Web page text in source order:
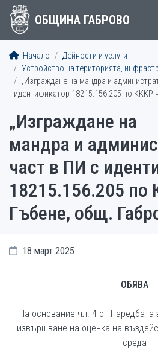
ОБЩИНА ГАБРОВО
Начало
Дейности и услуги
Устройство на територията,
„Изграждане на мандра и
идентификатор 18215.156.205 по КККР
„Изграждане на
мандра и
част в ПИ с
18215.156.205 по
Гъбене, общ.
18 март 2025
ОБЯВА
На основание чл. 4 от Наредбата
извършване на оценка на
среда